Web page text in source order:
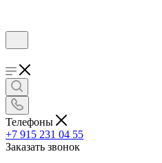
Телефоны
+7 915 231 04 55
Заказать звонок